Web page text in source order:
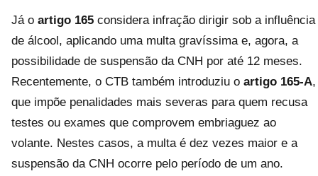
Já o artigo 165 considera infração dirigir sob a influência
de álcool, aplicando uma multa gravíssima e, agora, a
possibilidade de suspensão da CNH por até 12 meses.
Recentemente, o CTB também introduziu o artigo 165-A,
que impõe penalidades mais severas para quem recusa
testes ou exames que comprovem embriaguez ao
volante. Nestes casos, a multa é dez vezes maior e a
suspensão da CNH ocorre pelo período de um ano.